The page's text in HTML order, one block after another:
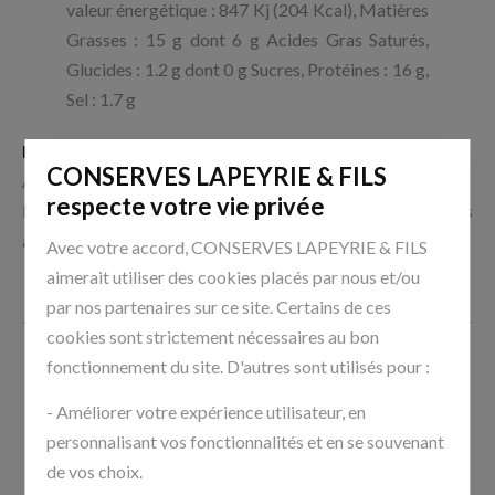
valeur énergétique : 847 Kj (204 Kcal), Matières
Grasses : 15 g dont 6 g Acides Gras Saturés,
Glucides : 1.2 g dont 0 g Sucres, Protéines : 16 g,
Sel : 1.7 g
Préparation :
A déguster en tapas à l’apéritif sur des toasts de pain grillé
Mettez vos boîtes au réfrigérateur au minimum 2 heures
avant de déguster.
CONSERVES LAPEYRIE & FILS
respecte votre vie privée
Avec votre accord, CONSERVES LAPEYRIE & FILS
aimerait utiliser des cookies placés par nous et/ou
par nos partenaires sur ce site. Certains de ces
cookies sont strictement nécessaires au bon
fonctionnement du site. D'autres sont utilisés pour :
- Améliorer votre expérience utilisateur, en
personnalisant vos fonctionnalités et en se souvenant
de vos choix.